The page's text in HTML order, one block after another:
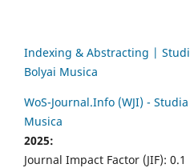
Indexing & Abstracting |
Bolyai Musica
WoS-Journal.Info (WJI) -
Musica
2025:
Journal Impact Factor (JIF): 0.1